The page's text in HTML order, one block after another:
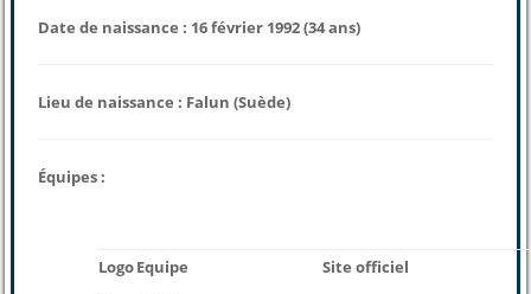
Date de naissance : 16 février 1992 (34 ans)
Lieu de naissance : Falun (Suède)
Équipes :
LogoEquipe
Site officiel